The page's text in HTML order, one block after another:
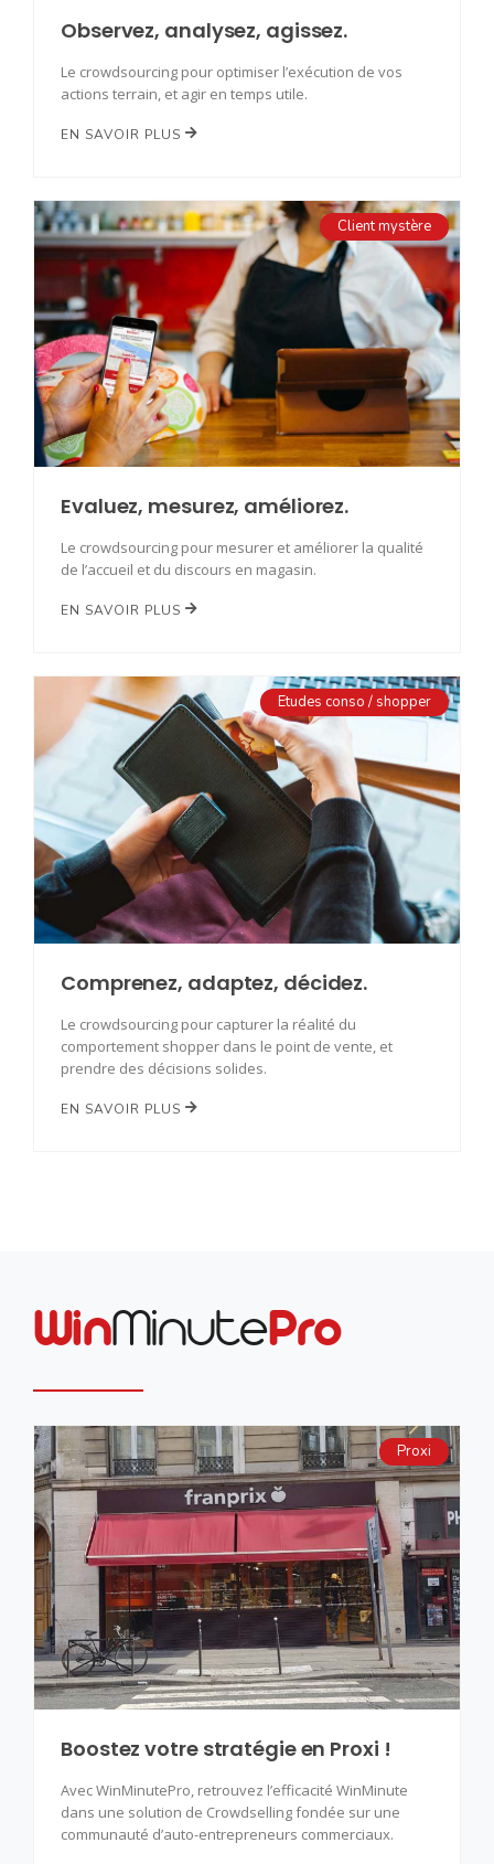
Observez, analysez, agissez.
Le crowdsourcing pour optimiser l’exécution de vos
actions terrain, et agir en temps utile.
EN SAVOIR PLUS
Client mystère
Evaluez, mesurez, améliorez.
Le crowdsourcing pour mesurer et améliorer la qualité
de l’accueil et du discours en magasin.
EN SAVOIR PLUS
Etudes conso / shopper
Comprenez, adaptez, décidez.
Le crowdsourcing pour capturer la réalité du
comportement shopper dans le point de vente, et
prendre des décisions solides.
EN SAVOIR PLUS
WinMinutePro
Proxi
Boostez votre stratégie en Proxi !
Avec WinMinutePro, retrouvez l’efficacité WinMinute
dans une solution de Crowdselling fondée sur une
communauté d’auto-entrepreneurs commerciaux.